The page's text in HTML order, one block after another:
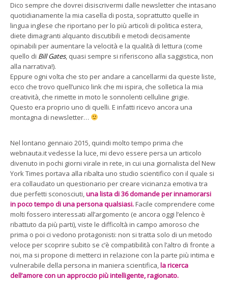
Dico sempre che dovrei disiscrivermi dalle newsletter che intasano
quotidianamente la mia casella di posta, soprattutto quelle in
lingua inglese che riportano per lo più articoli di politica estera,
diete dimagranti alquanto discutibili e metodi decisamente
opinabili per aumentare la velocità e la qualità di lettura (come
quello di Bill Gates, quasi sempre si riferiscono alla saggistica, non
alla narrativa!).
Eppure ogni volta che sto per andare a cancellarmi da queste liste,
ecco che trovo quell’unico link che mi ispira, che solletica la mia
creatività, che rimette in moto le sonnolenti celluline grigie.
Questo era proprio uno di quelli. E infatti ricevo ancora una
montagna di newsletter…
Nel lontano gennaio 2015, quindi molto tempo prima che
webnauta.it vedesse la luce, mi devo essere persa un articolo
divenuto in pochi giorni virale in rete, in cui una giornalista del New
York Times portava alla ribalta uno studio scientifico con il quale si
era collaudato un questionario per creare vicinanza emotiva tra
due perfetti sconosciuti,una lista di 36 domande per innamorarsi
in poco tempo di una persona qualsiasi.Facile comprendere come
molti fossero interessati all’argomento (e ancora oggi l’elenco è
ribattuto da più parti), viste le difficoltà in campo amoroso che
prima o poi ci vedono protagonisti: non si tratta solo di un metodo
veloce per scoprire subito se c’è compatibilità con l’altro di fronte a
noi, ma si propone di metterci in relazione con la parte più intima e
vulnerabile della persona in maniera scientifica,la ricerca
dell’amore con un approccio più intelligente, ragionato.